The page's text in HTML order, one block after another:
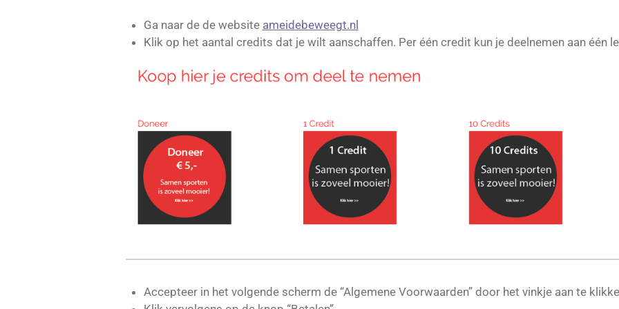
Ga naar de de website ameidebeweegt.nl
Klik op het aantal credits dat je wilt aanschaffen. Per één credit kun je deelnemen aan één
Accepteer in het volgende scherm de “Algemene Voorwaarden” door het vinkje aan te